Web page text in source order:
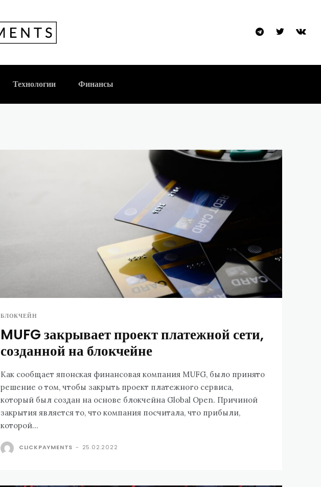
Технологии Финансы
БЛОКЧЕЙН
MUFG закрывает проект платежной сети,
созданной на блокчейне
Как сообщает японская финансовая компания MUFG, было принято
решение о том, чтобы закрыть проект платежного сервиса,
который был создан на основе блокчейна Global Open. Причиной
закрытия является то, что компания посчитала, что прибыли,
которой...
CLICKPAYMENTS - 25.02.2022